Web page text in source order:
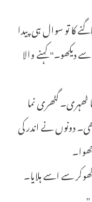
کا تو سوال ہی پیدا
دیکھو۔" کہنے والا
گٹھری نما
دونوں نے اندر کی
سے اسے ہلایا۔